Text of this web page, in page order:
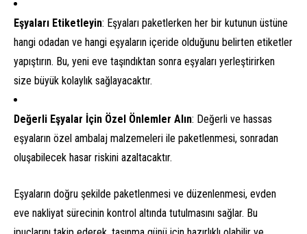
Eşyaları Etiketleyin: Eşyaları paketlerken her bir kutunun üstüne
hangi odadan ve hangi eşyaların içeride olduğunu belirten etiketler
yapıştırın. Bu, yeni eve taşındıktan sonra eşyaları yerleştirirken
size büyük kolaylık sağlayacaktır.
Değerli Eşyalar İçin Özel Önlemler Alın: Değerli ve hassas
eşyaların özel ambalaj malzemeleri ile paketlenmesi, sonradan
oluşabilecek hasar riskini azaltacaktır.
Eşyaların doğru şekilde paketlenmesi ve düzenlenmesi, evden
eve nakliyat sürecinin kontrol altında tutulmasını sağlar. Bu